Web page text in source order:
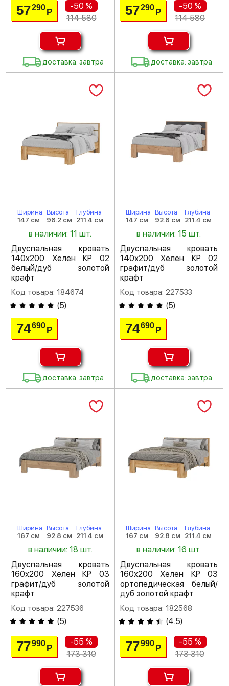
57290Р
-50 %
114 580
доставка: завтра
57290 Р
-50 %
114 580
доставка: завтра
Ширина
147 см
Высота
98.2 см
Глубина
211.4 см
в наличии: 11 шт.
Двуспальная кровать
140х200 Хелен КР 02
белый/дуб золотой
крафт
Код товара: 184674
(5)
74690Р
доставка: завтра
Ширина
147 см
Высота
92.8 см
Глубина
211.4 см
в наличии: 15 шт.
Двуспальная кровать
140х200 Хелен КР 02
графит/дуб золотой
крафт
Код товара: 227533
(5)
74690 Р
доставка: завтра
Ширина
167 см
Высота
92.8 см
Глубина
211.4 см
в наличии: 18 шт.
Двуспальная кровать
160х200 Хелен КР 03
графит/дуб золотой
крафт
Код товара: 227536
(5)
77990Р
-55 %
173 310
Ширина
167 см
Высота
92.8 см
Глубина
211.4 см
в наличии: 16 шт.
Двуспальная кровать
160х200 Хелен КР 03
ортопедическая белый/
дуб золотой крафт
Код товара: 182568
(4.5)
77990 Р
-55 %
173 310